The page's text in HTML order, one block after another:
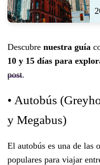
Descubre nuestra guía
10 y 15 días para
post.
• Autobús
y Megabus)
El autobús es una de las
populares para viajar